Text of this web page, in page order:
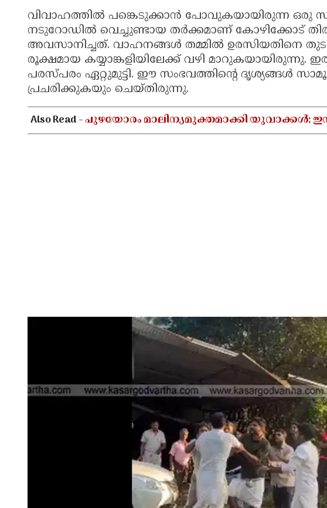
വിവാഹത്തിൽ പങ്കെടുക്കാൻ പോവുകയായിരുന്ന ഒരു
നടുറോഡിൽ വെച്ചുണ്ടായ തർക്കമാണ് കോഴിക്കോട്
അവസാനിച്ചത്. വാഹനങ്ങൾ തമ്മിൽ ഉരസിയതിനെ
രൂക്ഷമായ കയ്യാങ്കളിയിലേക്ക് വഴി മാറുകയായിരുന്നു.
പരസ്പരം ഏറ്റുമുട്ടി. ഈ സംഭവത്തിന്റെ ദൃശ്യങ്ങൾ
പ്രചരിക്കുകയും ചെയ്‌തിരുന്നു.
Also Read -പുഴയോരം മാലിന്യമുക്തമാക്കി യുവാക്കൾ;